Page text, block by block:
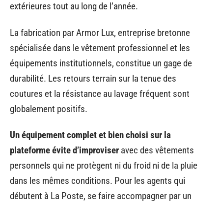
extérieures tout au long de l’année.
La fabrication par Armor Lux, entreprise bretonne
spécialisée dans le vêtement professionnel et les
équipements institutionnels, constitue un gage de
durabilité. Les retours terrain sur la tenue des
coutures et la résistance au lavage fréquent sont
globalement positifs.
Un équipement complet et bien choisi sur la
plateforme évite d’improviser avec des vêtements
personnels qui ne protègent ni du froid ni de la pluie
dans les mêmes conditions. Pour les agents qui
débutent à La Poste, se faire accompagner par un